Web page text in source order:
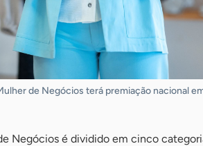
de Negócios terá premiação nacional
Negócios é dividido em cinco